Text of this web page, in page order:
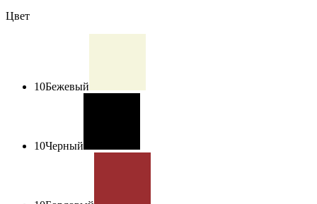
Цвет
10Бежевый
10Черный